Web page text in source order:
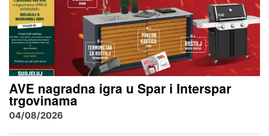
AVE nagradna igra u Spar i Interspar
trgovinama
04/08/2026